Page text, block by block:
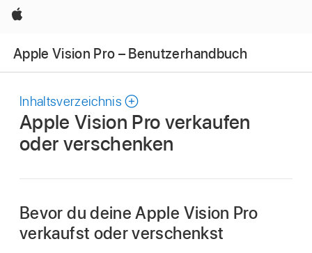
Apple
Apple Vision Pro – Benutzerhandbuch
Inhaltsverzeichnis
Apple Vision Pro verkaufen
oder verschenken
Bevor du deine Apple Vision Pro
verkaufst oder verschenkst